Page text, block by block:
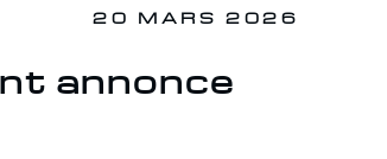
annonce
20 MARS 2026